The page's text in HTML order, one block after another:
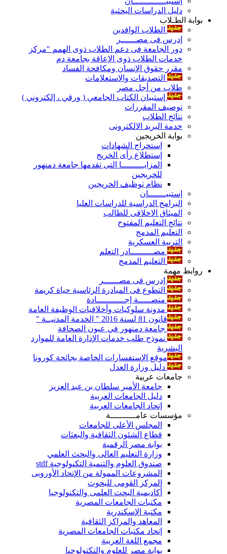
دليل الدراسات البحثية
بوابة الطـلاب
الطلاب الوافدين
إدرس فى مصــــــر
دور الجامعة فى دعم الطلاب ذوى الهمم "مركز
خدمات الطلاب ذوى الإعاقة بجامعة دم
مقرر حقوق الإنسان ومكافحة الفساد
التصديقات والاستعلامات
طلاب من أجل مصر
إستبيان الكتاب الجامعي ( ورقي ، إلكتروني )
توصيف المقررات
نتائج الطلاب
خدمة البريد الالكترونى
بوابة الخريجين
إستخراج الشهادات
إستطلاع رأى الخريج
المزايـــــــــا التى تقدمها جامعة دمنهور
للخريجين
نظام توظيف الخريجين
إستبيـــــــان
البرامج الدراسية للدراسات العليا
الميثاق الاخلاقى للطالب
نتائج التعليم المفتوح
التعليم المدمج
التربية العسكرية
مصـــــــــادر التعلم
التعليم المدمج
روابط مهمة
إدرس فى مصــــــر
التطوع فى المبادرة الرئاسية حياة كريمة
منصـــــة إجـــــــــــادة
مدونة سلوكيات وأخلاقيات الوظيفة العامة
قانون 81 لسنة 2016 " الخدمة المدنيــة "
جامعة دمنهور في عيون الصحافة
نموذج طلب خدمات الإدارة العامة للموارد
البشرية
موقع الإستفسارات الخاصة بجائحة كورونا
دليل وزارة العدل
جامعات عربية
جامعة الأمير سلطان بن عبد العزيز
دليل الجامعات العربية
إتحاد الجامعات العربية
مؤسسات عامــــــــــة
المجلس الأعلى للجامعات
قطاع الشئون الثقافية والبعثات
بوابة مصر الرقمية
وزارة التعليم العالى والبحث العلمي
صندوق العلوم والتنمية التكنولوجية stdf
المشروعات الممولة من الإتحاد الأوروبى
المركز القومى للبحوث
أكاديمية البحث العلمى والتكنولوجيا
مكتبات الجامعات المصرية
مكتبة الإسكندرية
المعاهد والمراكز الثقافية
إتحاد مكتبات الجامعات المصرية
مجمع اللغة العربية
بوابة مصر للعلوم والتكتولوجيا